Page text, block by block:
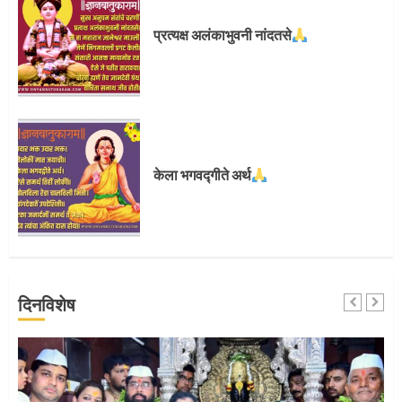
प्रत्यक्ष अलंकाभुवनी नांदतसे
केला भगवद्गीते अर्थ
दिनविशेष
3
4
5